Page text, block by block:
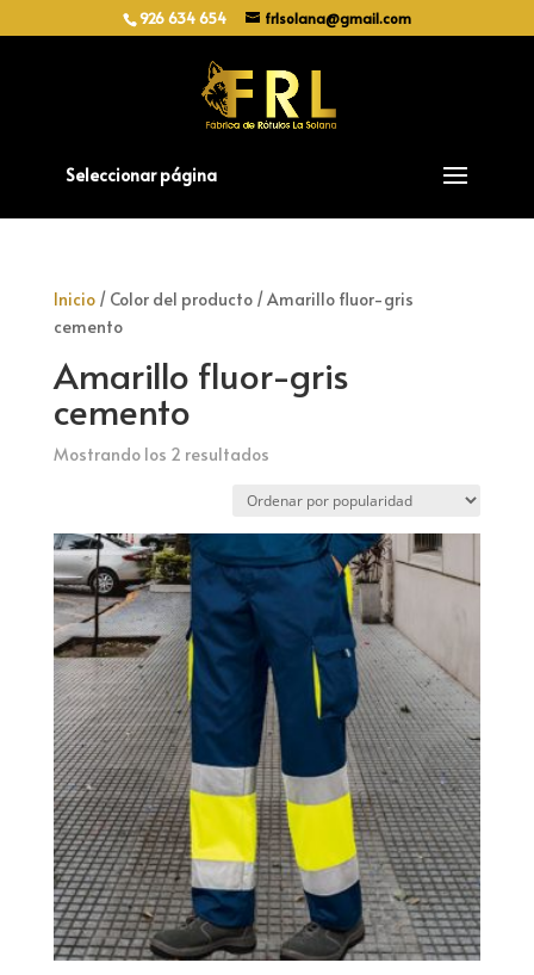
926 634 654 frlsolana@gmail.com
Seleccionar página
Inicio/ Color del producto / Amarillo fluor-gris
cemento
Amarillo fluor-gris
cemento
Mostrando los 2 resultadosOrdenado
popularidad